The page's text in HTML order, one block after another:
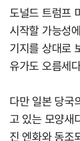
도널드 트럼프
시작할 가능성
기지를 상대로
유가도 오름세
다만 일본 당국
고 있는 모양새
진 엔화와 동조